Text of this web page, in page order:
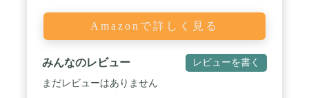
Amazonで詳しく見る
みんなのレビュー レビューを書く
まだレビューはありません